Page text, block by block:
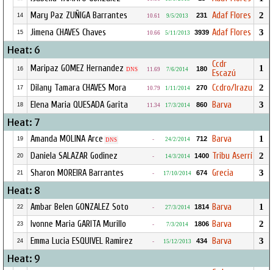
14 Mary Paz ZUÑIGA Barrantes 10.61 9/5/2013 231 Adaf Flores 2
15 Jimena CHAVES Chaves 10.66 5/11/2013 3939 Adaf Flores 3
Heat: 6
16 Maripaz GOMEZ Hernandez DNS 11.69 7/6/2014 180
Ccdr
Escazú
1
17 Dilany Tamara CHAVES Mora 10.79 1/11/2014 270 Ccdro/Irazu 2
18 Elena Maria QUESADA Garita 11.34 17/3/2014 860 Barva 3
Heat: 7
19 Amanda MOLINA Arce DNS - 24/2/2014 712 Barva 1
20 Daniela SALAZAR Godinez - 14/3/2014 1400 Tribu Aserrí 2
21 Sharon MOREIRA Barrantes - 17/10/2014 674 Grecia 3
Heat: 8
22 Ambar Belen GONZALEZ Soto - 27/3/2014 1814 Barva 1
23 Ivonne Maria GARITA Murillo - 7/3/2014 1806 Barva 2
24 Emma Lucia ESQUIVEL Ramirez - 15/12/2013 434 Barva 3
Heat: 9